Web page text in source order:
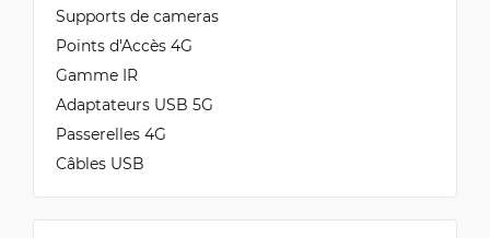
Supports de cameras
Points d'Accès 4G
Gamme IR
Adaptateurs USB 5G
Passerelles 4G
Câbles USB